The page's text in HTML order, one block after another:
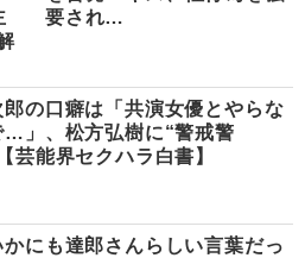
要され…
郎の口癖は「共演女優とやらな
…」、松方弘樹に“警戒警
芸能界セクハラ白書】
かにも達郎さんらしい言葉だっ